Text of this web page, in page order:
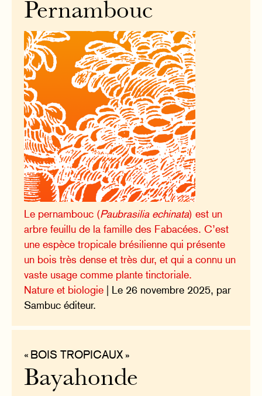
Pernambouc
Le pernambouc (Paubrasilia echinata) est un
arbre feuillu de la famille des Fabacées. C’est
une espèce tropicale brésilienne qui présente
un bois très dense et très dur, et qui a connu un
vaste usage comme plante tinctoriale.
Nature et biologie | Le 26 novembre 2025, par
Sambuc éditeur.
« BOIS TROPICAUX »
Bayahonde